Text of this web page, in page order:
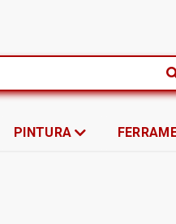
PINTURA